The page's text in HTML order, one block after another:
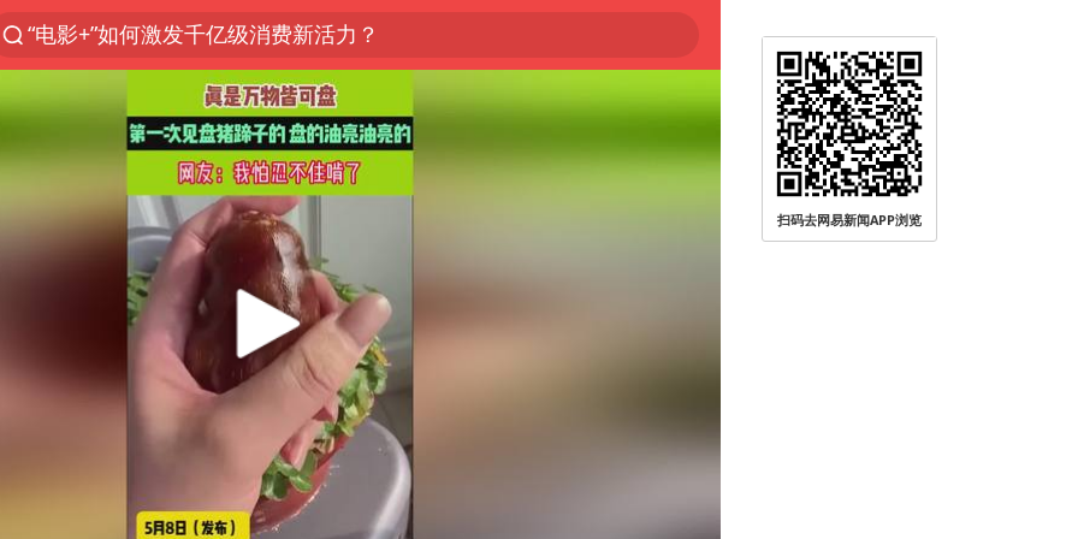
“电影+”如何激发千亿级消费新活力？
福建省泉州市委书记张毅恭接受纪律审查和监察调查
台风白海豚已进入24小时警戒线
全球首个长时储能一体化产业园量产
U17国足点球大战淘汰河床晋级决赛
四川宜宾市高县4.9级地震致1人死亡
上海：台风白海豚或将带来龙卷风
名创优品回应女子吐槽内裤质量差
“今天得有40℃了吧 为啥还不预警”
中国女篮70-67险胜尼日利亚女篮
秋天的第一杯奶茶到底有多火
东航：国内客票提前14天免费退改
扫码去网易新闻APP浏览